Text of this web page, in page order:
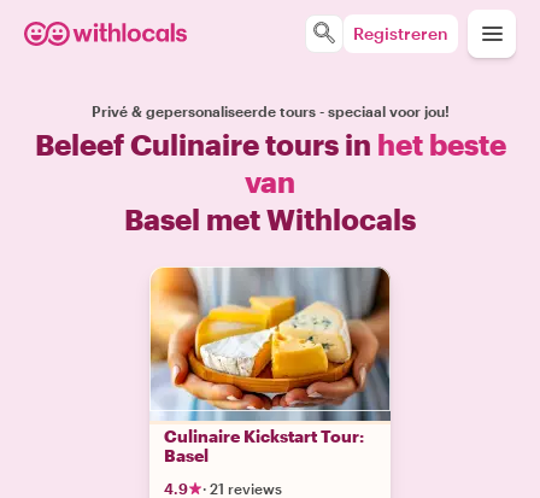
Registreren
Privé & gepersonaliseerde tours - speciaal voor jou!
Beleef Culinaire tours in het beste
van
Basel met Withlocals
Culinaire Kickstart Tour:
Basel
4.9 · 21 reviews